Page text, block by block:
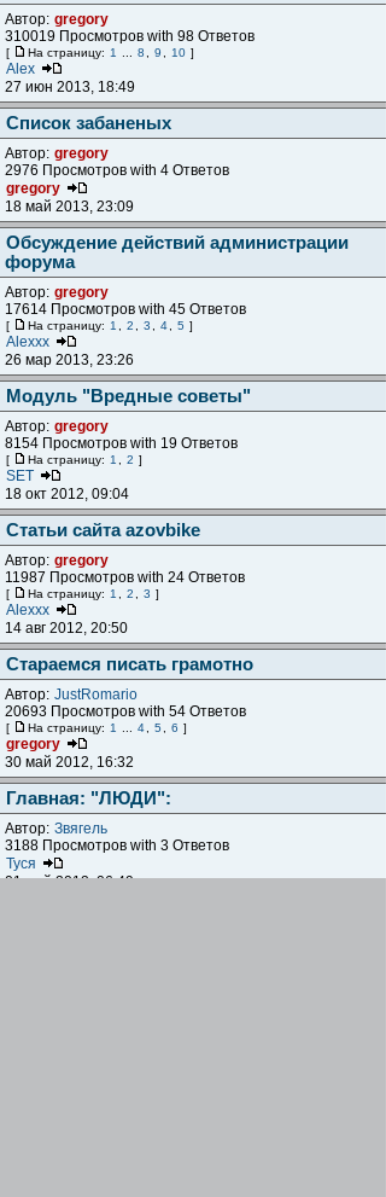
Автор: gregory
310019 Просмотров with 98 Ответов
[ На страницу: 1 8 9 10 ]
Alex
27 июн 2013, 18:49
Список забаненых
Автор: gregory
2976 Просмотров with 4 Ответов
gregory
18 май 2013, 23:09
Обсуждение действий администрации
форума
Автор: gregory
17614 Просмотров with 45 Ответов
[ На страницу: 1 2 3 4 5 ]
Alexxx
26 мар 2013, 23:26
Модуль "Вредные советы"
Автор: gregory
8154 Просмотров with 19 Ответов
[ На страницу: 1 2 ]
SET
18 окт 2012, 09:04
Статьи сайта azovbike
Автор: gregory
11987 Просмотров with 24 Ответов
[ На страницу: 1 2 3 ]
Alexxx
14 авг 2012, 20:50
Стараемся писать грамотно
Автор: JustRomario
20693 Просмотров with 54 Ответов
[ На страницу: 1 4 5 6 ]
gregory
30 май 2012, 16:32
Главная: "ЛЮДИ":
Автор: Звягель
3188 Просмотров with 3 Ответов
Туся
01 май 2012, 06:49